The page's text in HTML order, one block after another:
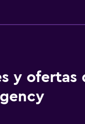
y ofertas